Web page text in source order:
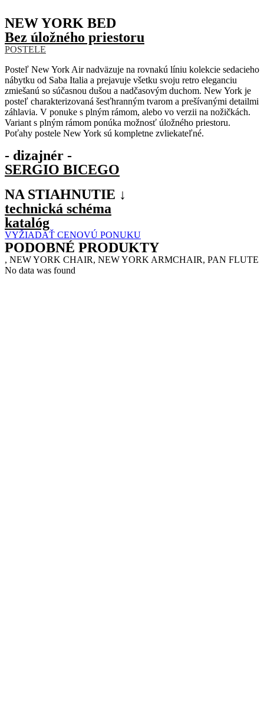
NEW YORK BED
Bez úložného priestoru
POSTELE
Posteľ New York Air nadväzuje na rovnakú líniu kolekcie sedacieho
nábytku od Saba Italia a prejavuje všetku svoju retro eleganciu
zmiešanú so súčasnou dušou a nadčasovým duchom. New York je
posteľ charakterizovaná šesťhranným tvarom a prešívanými detailmi
záhlavia. V ponuke s plným rámom, alebo vo verzii na nožičkách.
Variant s plným rámom ponúka možnosť úložného priestoru.
Poťahy postele New York sú kompletne zvliekateľné.
- dizajnér -
SERGIO BICEGO
NA STIAHNUTIE ↓
technická schéma
katalóg
VYŽIADAŤ CENOVÚ PONUKU
PODOBNÉ PRODUKTY
, NEW YORK CHAIR, NEW YORK ARMCHAIR, PAN FLUTE
No data was found